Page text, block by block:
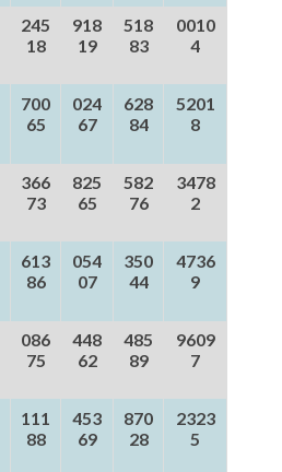
245
18
918
19
518
83
0010
4
700
65
024
67
628
84
5201
8
366
73
825
65
582
76
3478
2
613
86
054
07
350
44
4736
9
086
75
448
62
485
89
9609
7
111
88
453
69
870
28
2323
5